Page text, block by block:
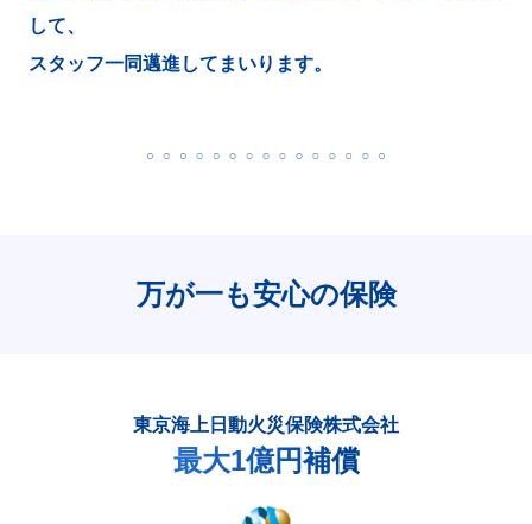
して、
スタッフ一同邁進してまいります。
万が一も安心の保険
東京海上日動火災保険株式会社
最大1億円補償